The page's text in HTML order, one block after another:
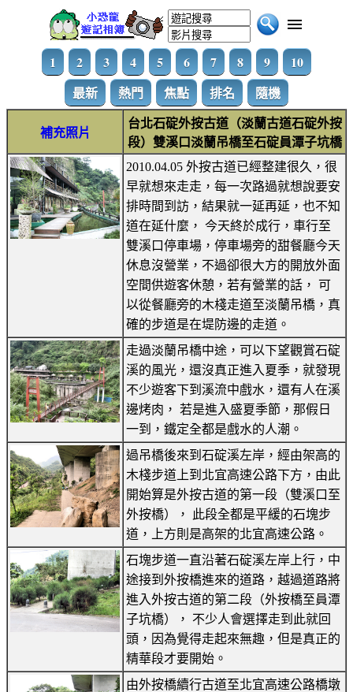
1 2 3 4 5 6 7 8 9
10
最新
熱門 焦點 排名 隨機
補充照片
台北石碇外按古道（淡蘭古道石碇外按
段）雙溪口淡蘭吊橋至石碇員潭子坑橋
2010.04.05 外按古道已經整建很久，很
早就想來走走，每一次路過就想說要安
排時間到訪，結果就一延再延，也不知
道在延什麼， 今天終於成行，車行至
雙溪口停車場，停車場旁的甜餐廳今天
休息沒營業，不過卻很大方的開放外面
空間供遊客休憩，若有營業的話， 可
以從餐廳旁的木棧走道至淡蘭吊橋，真
確的步道是在堤防邊的走道。
走過淡蘭吊橋中途，可以下望觀賞石碇
溪的風光，還沒真正進入夏季，就發現
不少遊客下到溪流中戲水，還有人在溪
邊烤肉， 若是進入盛夏季節，那假日
一到，鐵定全都是戲水的人潮。
過吊橋後來到石碇溪左岸，經由架高的
木棧步道上到北宜高速公路下方，由此
開始算是外按古道的第一段（雙溪口至
外按橋）， 此段全都是平緩的石塊步
道，上方則是高架的北宜高速公路。
石塊步道一直沿著石碇溪左岸上行，中
途接到外按橋進來的道路，越過道路將
進入外按古道的第二段（外按橋至員潭
子坑橋）， 不少人會選擇走到此就回
頭，因為覺得走起來無趣，但是真正的
精華段才要開始。
由外按橋續行古道至北宜高速公路橋墩